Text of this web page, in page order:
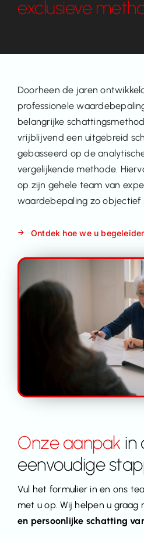
exclusieve
Doorheen de jaren
professionele
belangrijke
vrijblijvend een uitgebreid
gebasseerd op de
vergelijkende methode.
op zijn gehele team van
waardebepaling zo objectief
Ontdek hoe we u
Onze aanpak in
eenvoudige
Vul het formulier in en ons
met u op. Wij helpen u graag
en persoonlijke schatting